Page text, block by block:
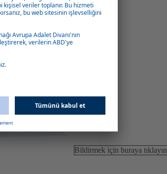
Bildirmek için buraya tıklayın